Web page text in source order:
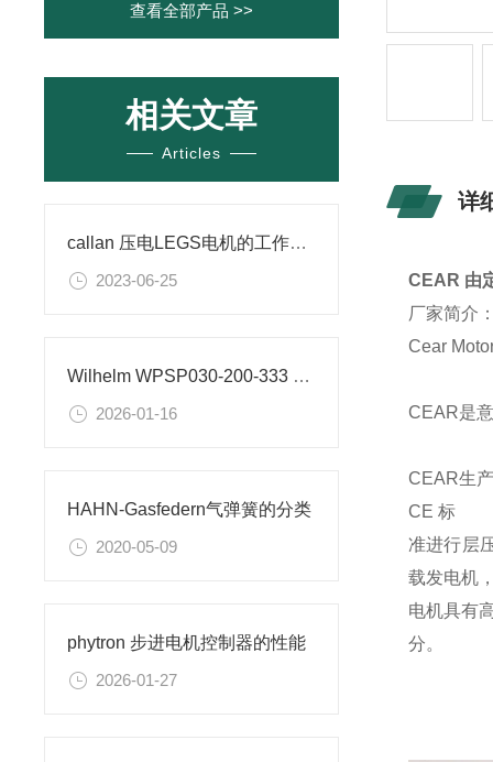
查看全部产品 >>
相关文章
Articles
callan 压电LEGS电机的工作原理
2023-06-25
Wilhelm WPSP030-200-333 压力机在印刷系统中的应用
2026-01-16
HAHN-Gasfedern气弹簧的分类
2020-05-09
phytron 步进电机控制器的性能
2026-01-27
详
CEAR 由
厂家简介
Cear
CEAR是
CEAR生
CE 标
准进行层
载发电机
电机具有
分。